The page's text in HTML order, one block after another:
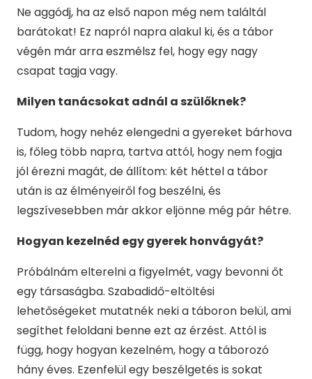
Ne aggódj, ha az első napon még nem találtál
barátokat! Ez napról napra alakul ki, és a tábor
végén már arra eszmélsz fel, hogy egy nagy
csapat tagja vagy.
Milyen tanácsokat adnál a szülőknek?
Tudom, hogy nehéz elengedni a gyereket bárhova
is, főleg több napra, tartva attól, hogy nem fogja
jól érezni magát, de állítom: két héttel a tábor
után is az élményeiről fog beszélni, és
legszívesebben már akkor eljönne még pár hétre.
Hogyan kezelnéd egy gyerek honvágyát?
Próbálnám elterelni a figyelmét, vagy bevonni őt
egy társaságba. Szabadidő-eltöltési
lehetőségeket mutatnék neki a táboron belül, ami
segíthet feloldani benne ezt az érzést. Attól is
függ, hogy hogyan kezelném, hogy a táborozó
hány éves. Ezenfelül egy beszélgetés is sokat